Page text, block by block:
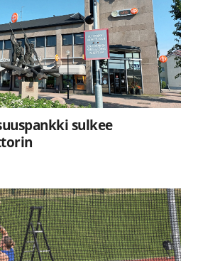
sulkee